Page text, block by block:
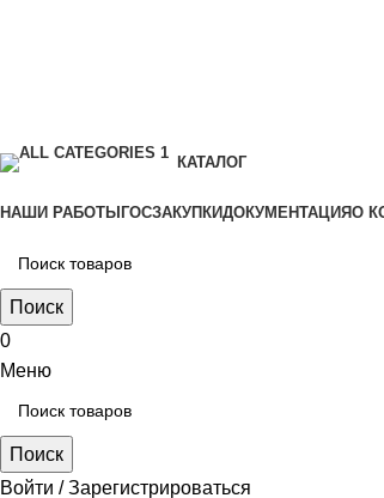
КАТАЛОГ
НАШИ РАБОТЫ ГОСЗАКУПКИДОКУМЕНТАЦИЯО
Поиск
0
Меню
Поиск
Войти / Зарегистрироваться